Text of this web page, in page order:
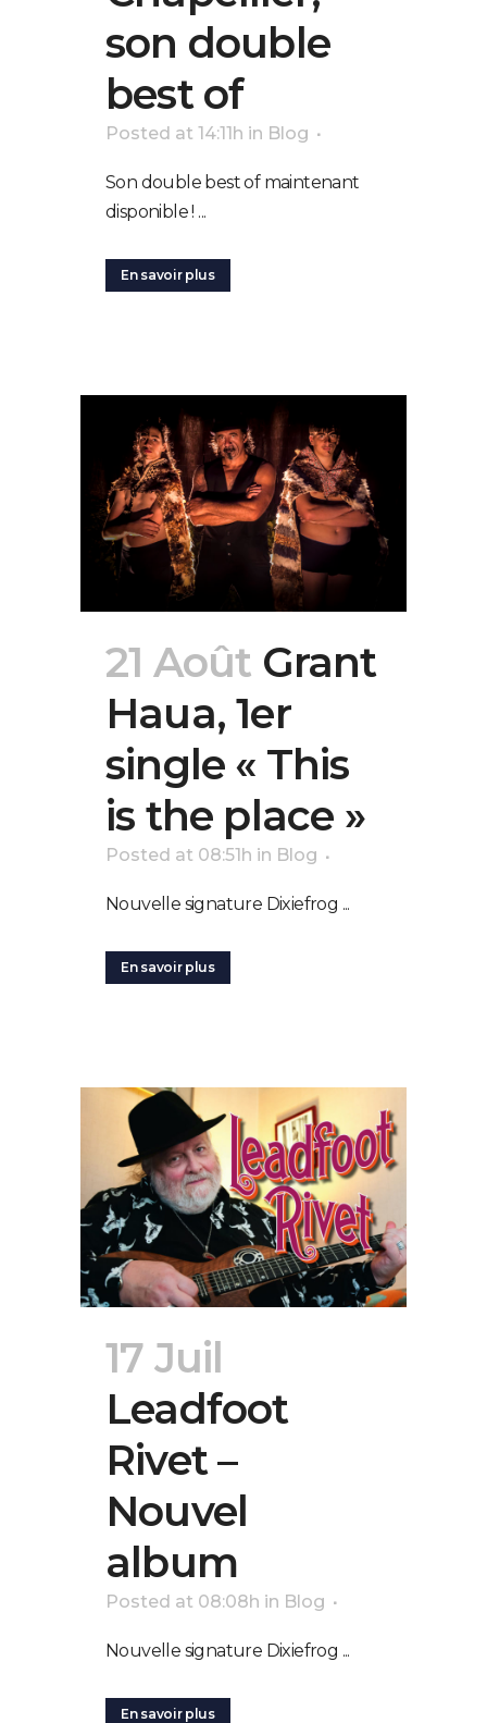
son double
best of
Posted at 14:11h in Blog
Son double best of maintenant
disponible ! ...
En savoir plus
21 Août Grant
Haua, 1er
single « This
is the place »
Posted at 08:51h in Blog
Nouvelle signature Dixiefrog ...
En savoir plus
17 Juil
Leadfoot
Rivet –
Nouvel
album
Posted at 08:08h in Blog
Nouvelle signature Dixiefrog ...
En savoir plus